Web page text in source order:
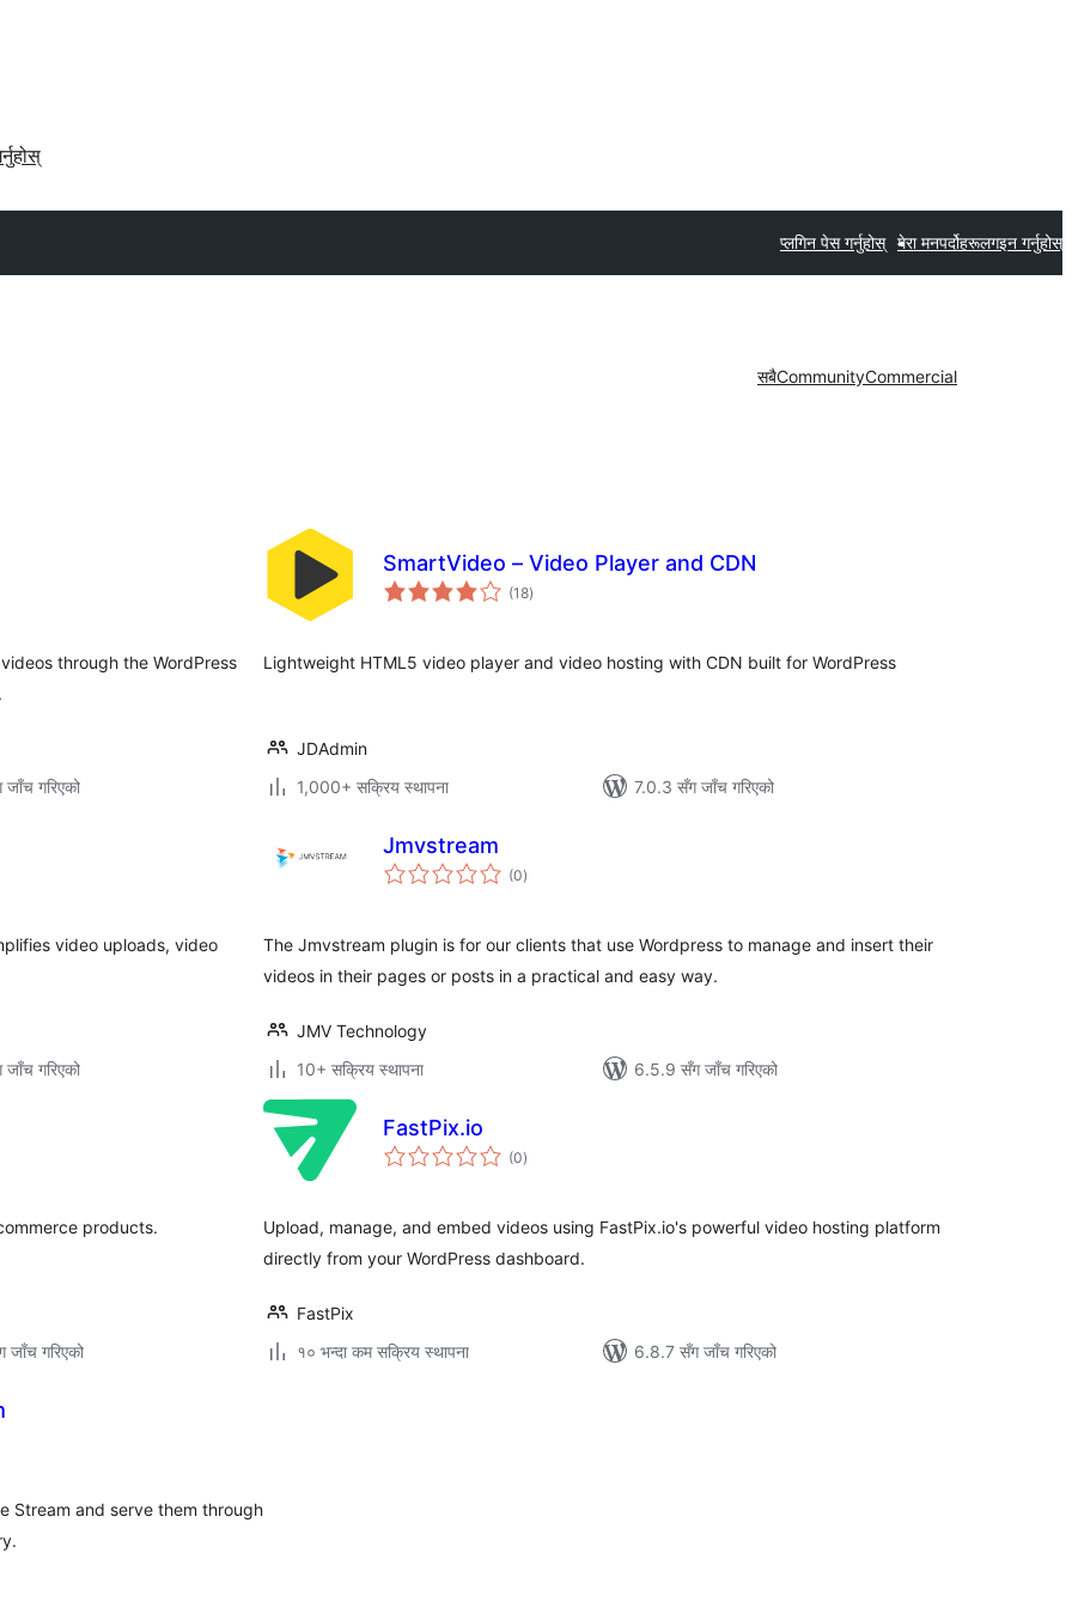
प्लगिन पेस गर्नुहोस् मेरा मनपर्दोहरूलगइन गर्नुहोस्
सबैCommunityCommercial
through the WordPress
गरिएको
SmartVideo – Video Player and CDN
(18कुल
रेटिङ्गहरू
)
Lightweight HTML5 video player and video hosting with CDN built for WordPress
JDAdmin
1,000+ सक्रिय स्थापना
7.0.3 सँग जाँच गरिएको
video uploads, video
गरिएको
Jmvstream
(0कुल
रेटिङ्गहरू
)
The Jmvstream plugin is for our clients that use Wordpress to manage and insert their
videos in their pages or posts in a practical and easy way.
JMV Technology
10+ सक्रिय स्थापना
6.5.9 सँग जाँच गरिएको
products.
गरिएको
FastPix.io
(0कुल
रेटिङ्गहरू
)
Upload, manage, and embed videos using FastPix.io's powerful video hosting platform
directly from your WordPress dashboard.
FastPix
१० भन्दा कम सक्रिय स्थापना
6.8.7 सँग जाँच गरिएको
Stream and serve them through